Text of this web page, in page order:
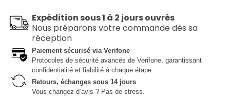
Expédition sous 1 à 2 jours ouvrés
Nous préparons votre commande dès sa
réception
Paiement sécurisé via Verifone
Protocoles de sécurité avancés de Verifone, garantissant
confidentialité et fiabilité à chaque étape.
Retours, échanges sous 14 jours
Vous changez d’avis ? Pas de stress.